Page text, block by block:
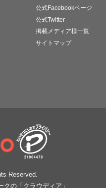
公式Facebookページ
公式Twitter
掲載メディア様一覧
サイトマップ
Reserved.
の「クラウディア」